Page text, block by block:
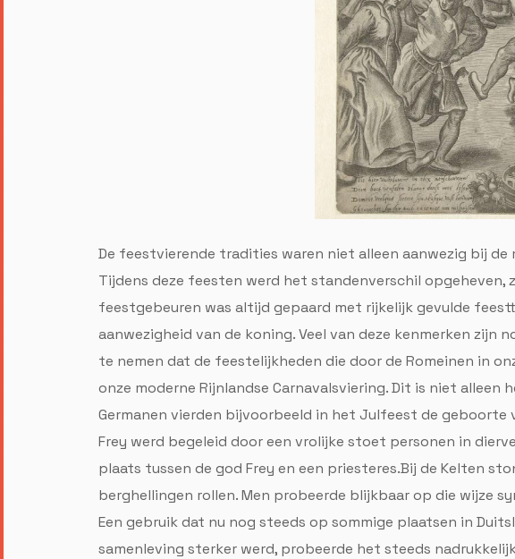
De feestvierende tradities waren niet alleen aanwezig bij
Tijdens deze feesten werd het standenverschil opgeheven,
feestgebeuren was altijd gepaard met rijkelijk gevulde
aanwezigheid van de koning. Veel van deze kenmerken zijn
te nemen dat de feestelijkheden die door de Romeinen in
onze moderne Rijnlandse Carnavalsviering. Dit is niet alleen
Germanen vierden bijvoorbeeld in het Julfeest de
Frey werd begeleid door een vrolijke stoet personen in
plaats tussen de god Frey en een priesteres.Bij de Kelten
berghellingen rollen. Men probeerde blijkbaar op die wijze
Een gebruik dat nu nog steeds op sommige plaatsen in
samenleving sterker werd, probeerde het steeds